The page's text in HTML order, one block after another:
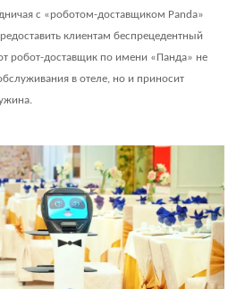
с «роботом-доставщиком Panda»
клиентам беспрецедентный
робот-доставщик по имени «Панда» не
в отеле, но и приносит